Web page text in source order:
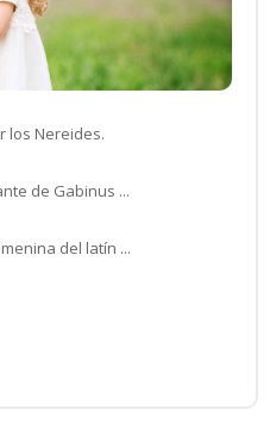
los Nereides.
de Gabinus ...
del latín ...